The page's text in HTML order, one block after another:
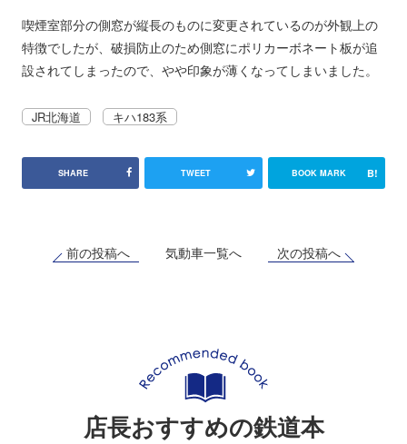
喫煙室部分の側窓が縦長のものに変更されているのが外観上の
特徴でしたが、破損防止のため側窓にポリカーボネート板が追
設されてしまったので、やや印象が薄くなってしまいました。
JR北海道 キハ183系
SHARE TWEET BOOK MARK B!
前の投稿へ 気動車一覧へ 次の投稿へ
店長おすすめの鉄道本